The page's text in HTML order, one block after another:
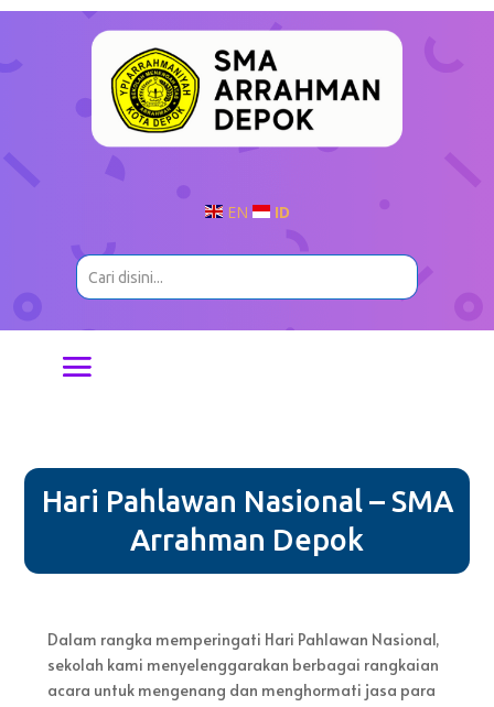
EN ID
Hari Pahlawan Nasional – SMA
Arrahman Depok
Dalam rangka memperingati Hari Pahlawan Nasional,
sekolah kami menyelenggarakan berbagai rangkaian
acara untuk mengenang dan menghormati jasa para